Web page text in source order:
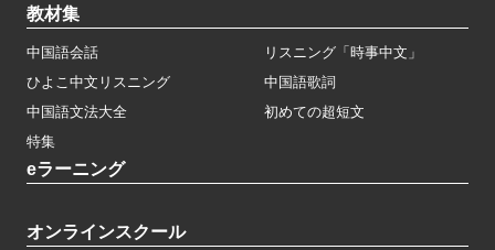
教材集
中国語会話
リスニング「時事中文」
ひよこ中文リスニング
中国語歌詞
中国語文法大全
初めての超短文
特集
eラーニング
オンラインスクール